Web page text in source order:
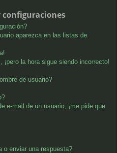
configuraciones
aparezca en las listas de
la hora sigue siendo incorrecto!
de usuario?
e-mail de un usuario, ¡me pide que
o enviar una respuesta?